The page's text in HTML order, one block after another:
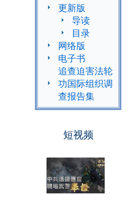
更新版
导读
目录
网络版
电子书
追查迫害法轮
功国际组织调
查报告集
短视频